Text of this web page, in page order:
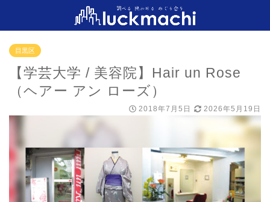
目黒区
【学芸大学 / 美容院】Hair un Rose
（ヘアー アン ローズ）
2018年7月5日 2026年5月19日